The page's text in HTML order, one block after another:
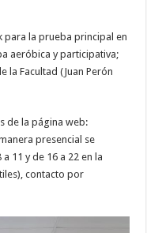
para la prueba principal en
aeróbica y participativa;
la Facultad (Juan Perón
de la página web:
presencial se
11 y de 16 a 22 en la
contacto por